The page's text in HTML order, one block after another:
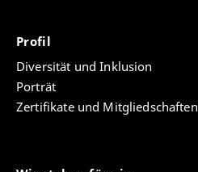
Profil
Diversität und Inklusion
Porträt
Zertifikate und Mitgliedschaften